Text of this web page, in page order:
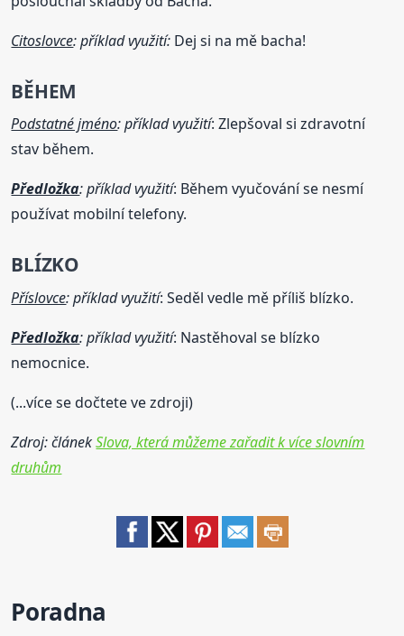
Citoslovce: příklad využití: Dej si na mě bacha!
BĚHEM
Podstatné jméno: příklad využití: Zlepšoval si zdravotní
stav během.
Předložka: příklad využití: Během vyučování se nesmí
používat mobilní telefony.
BLÍZKO
Příslovce: příklad využití: Seděl vedle mě příliš blízko.
Předložka: příklad využití: Nastěhoval se blízko
nemocnice.
(...více se dočtete ve zdroji)
Zdroj: článekSlova, která můžeme zařadit k více slovním
druhům
Poradna